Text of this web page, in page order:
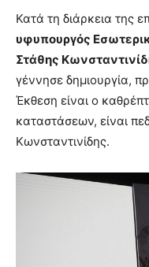
Κατά τη διάρκεια της
υφυπουργός
Στάθης
γέννησε δημιουργία,
Έκθεση είναι ο
καταστάσεων, είναι
Κωνσταντινίδης.